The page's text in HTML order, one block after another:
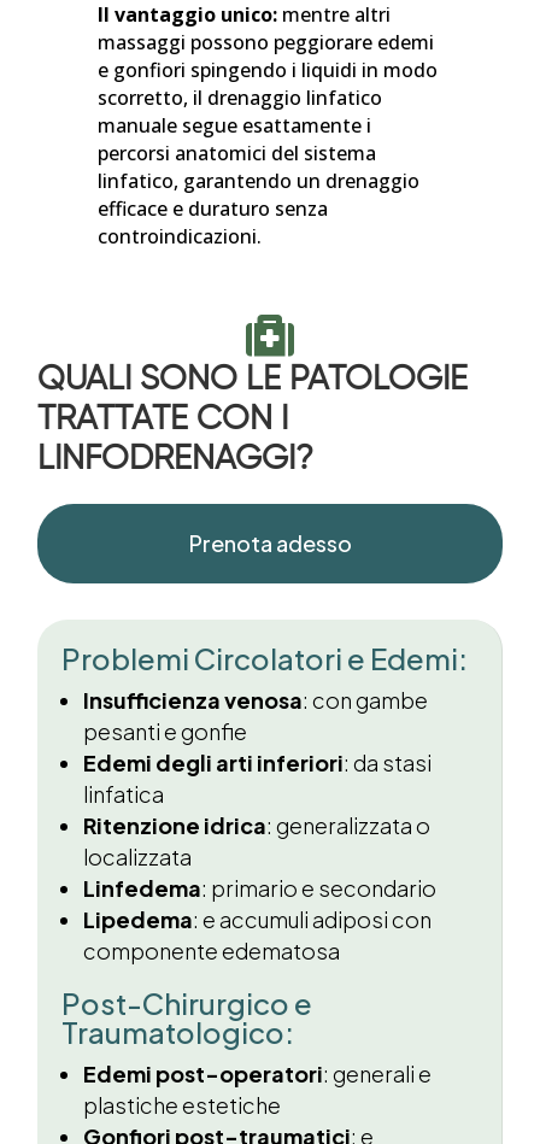
Il vantaggio unico:mentre altri
massaggi possono peggiorare edemi
e gonfiori spingendo i liquidi in modo
scorretto, il drenaggio linfatico
manuale segue esattamente i
percorsi anatomici del sistema
linfatico, garantendo un drenaggio
efficace e duraturo senza
controindicazioni.

QUALI SONO LE PATOLOGIE
TRATTATE CON I
LINFODRENAGGI?
Prenota adesso
Problemi Circolatori e Edemi:
Insufficienza venosa: con gambe
pesanti e gonfie
Edemi degli arti inferiori: da stasi
linfatica
Ritenzione idrica: generalizzata o
localizzata
Linfedema: primario e secondario
Lipedema: e accumuli adiposi con
componente edematosa
Post-Chirurgico e
Traumatologico:
Edemi post-operatori: generali e
plastiche estetiche
Gonfiori post-traumatici: e